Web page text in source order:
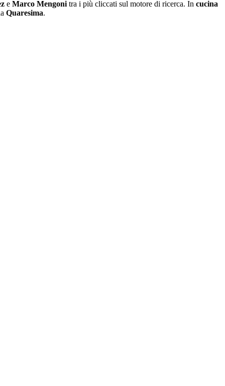
e Marco Mengoni tra i più cliccati sul motore di ricerca. In cucina
Quaresima.